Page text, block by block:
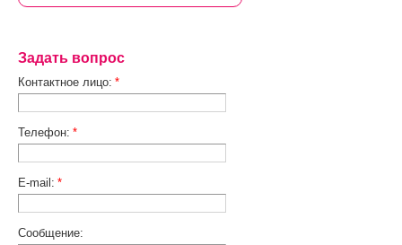
Задать вопрос
Контактное лицо: *
Телефон: *
E-mail: *
Сообщение: